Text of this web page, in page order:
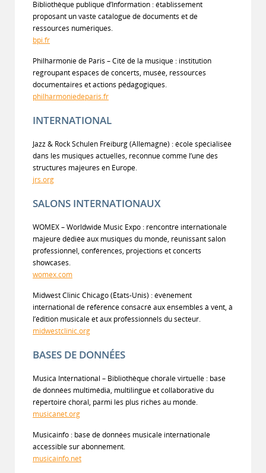
Bibliothèque publique d’Information : établissement
proposant un vaste catalogue de documents et de
ressources numériques.
bpi.fr
Philharmonie de Paris – Cité de la musique : institution
regroupant espaces de concerts, musée, ressources
documentaires et actions pédagogiques.
philharmoniedeparis.fr
INTERNATIONAL
Jazz & Rock Schulen Freiburg (Allemagne) : école spécialisée
dans les musiques actuelles, reconnue comme l’une des
structures majeures en Europe.
jrs.org
SALONS INTERNATIONAUX
WOMEX – Worldwide Music Expo : rencontre internationale
majeure dédiée aux musiques du monde, réunissant salon
professionnel, conférences, projections et concerts
showcases.
womex.com
Midwest Clinic Chicago (États-Unis) : événement
international de référence consacré aux ensembles à vent, à
l’édition musicale et aux professionnels du secteur.
midwestclinic.org
BASES DE DONNÉES
Musica International – Bibliothèque chorale virtuelle : base
de données multimédia, multilingue et collaborative du
répertoire choral, parmi les plus riches au monde.
musicanet.org
Musicainfo : base de données musicale internationale
accessible sur abonnement.
musicainfo.net